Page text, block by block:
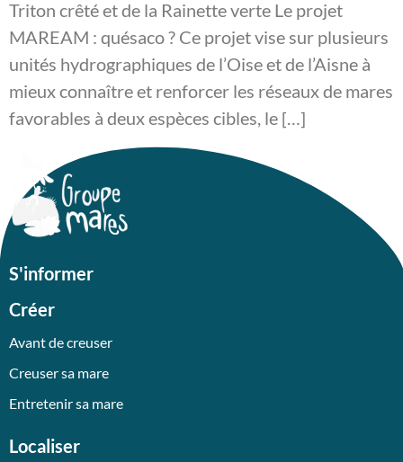
Triton crêté et de la Rainette verte Le projet
MAREAM : quésaco ? Ce projet vise sur plusieurs
unités hydrographiques de l’Oise et de l’Aisne à
mieux connaître et renforcer les réseaux de mares
favorables à deux espèces cibles, le […]
S'informer
Créer
Avant de creuser
Creuser sa mare
Entretenir sa mare
Localiser